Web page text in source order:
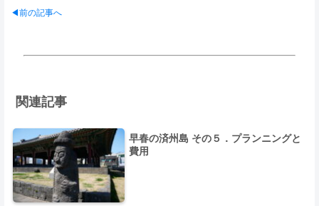
◀前の記事へ
関連記事
早春の済州島 その５．プランニングと
費用